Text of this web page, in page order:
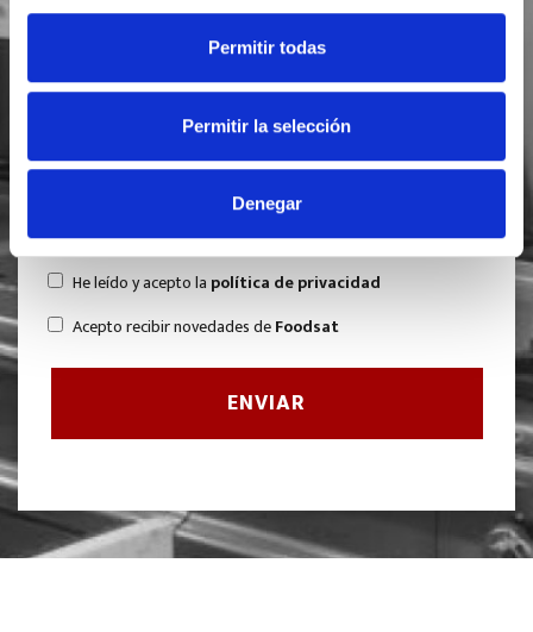
Permitir todas
Permitir la selección
Denegar
He leído y acepto la política de privacidad
Acepto recibir novedades deFoodsat